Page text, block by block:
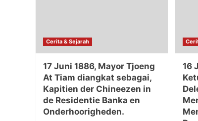
Cerita & Sejarah
17 Juni 1886, Mayor Tjoeng
At Tiam diangkat sebagai,
Kapitien der Chineezen in
de Residentie Banka en
Onderhoorigheden.
16